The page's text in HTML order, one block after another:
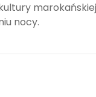
nocy.